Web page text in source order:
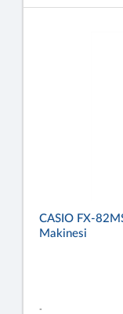
CASIO FX-
Makinesi
-